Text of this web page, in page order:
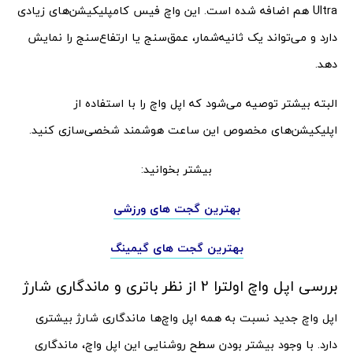
Ultra هم اضافه شده است. این واچ فیس کامپلیکیشن‌های زیادی
دارد و می‌تواند یک ثانیه‌شمار، عمق‌سنج یا ارتفاع‌سنج را نمایش
دهد.
البته بیشتر توصیه می‌شود که اپل واچ را با استفاده از
اپلیکیشن‌های مخصوص این ساعت هوشمند شخصی‌سازی کنید.
بیشتر بخوانید:
بهترین گجت های ورزشی
بهترین گجت های گیمینگ
بررسی اپل واچ اولترا 2 از نظر باتری و ماندگاری شارژ
اپل واچ جدید نسبت به همه اپل واچ‌ها ماندگاری شارژ بیشتری
دارد. با وجود بیشتر بودن سطح روشنایی این اپل واچ، ماندگاری